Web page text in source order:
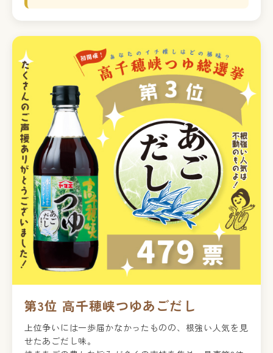
第3位 高千穂峡つゆあごだし
上位争いには一歩届かなかったものの、根強い人気を見
せたあごだし味。